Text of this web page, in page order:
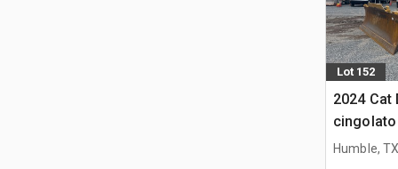
Lot 152
2024 Cat
cingolato
Humble,